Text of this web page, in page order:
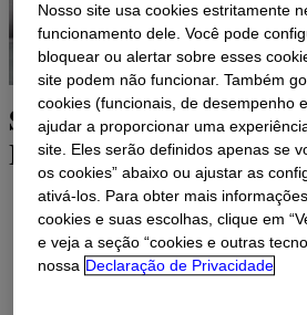
Soluções para
Impermeabilização
A água – como líquido ou vapor – é
destrutivos para concreto e alvenaria.
água através da impermeabilização é,
essencial para preservar a longevidade
Nosso site usa cookies estritamente
funcionamento dele. Você pode
bloquear ou alertar sobre esses
site podem não funcionar. Também
cookies (funcionais, de desempenho
ajudar a proporcionar uma
site. Eles serão definidos apenas se
os cookies” abaixo ou ajustar as
ativá-los. Para obter mais
cookies e suas escolhas, clique em
e veja a seção “cookies e outras
nossa Declaração de Privacidade